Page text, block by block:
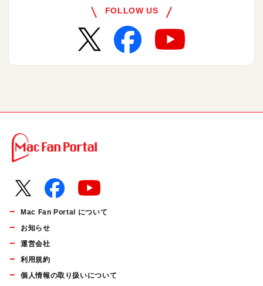
FOLLOW US
Mac Fan Portal について
お知らせ
運営会社
利用規約
個人情報の取り扱いについて